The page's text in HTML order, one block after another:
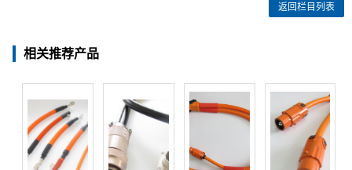
返回栏目列表
相关推荐产品